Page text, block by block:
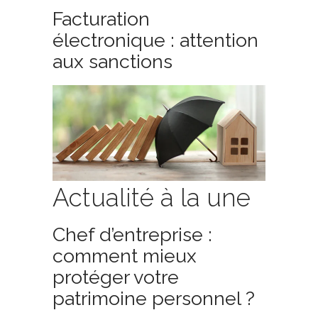
Facturation
électronique : attention
aux sanctions
Actualité à la une
Chef d’entreprise :
comment mieux
protéger votre
patrimoine personnel ?